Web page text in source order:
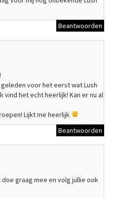
Beantwoorden
voor het eerst wat Lush
vind het echt heerlijk! Kan er nu al
Lijkt me heerlijk
Beantwoorden
graag mee en volg jullie ook